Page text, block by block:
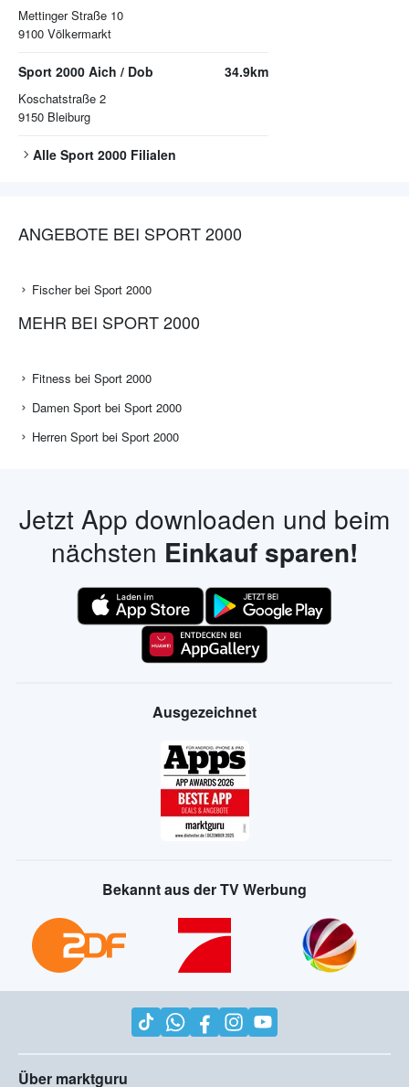
Mettinger Straße 10
9100 Völkermarkt
Sport 2000 Aich / Dob
Koschatstraße 2
9150 Bleiburg
34.9km
Alle Sport 2000 Filialen
ANGEBOTE BEI SPORT 2000
Fischer bei Sport 2000
MEHR BEI SPORT 2000
Fitness bei Sport 2000
Damen Sport bei Sport 2000
Herren Sport bei Sport 2000
Jetzt App downloaden und beim
nächsten Einkauf sparen!
Ausgezeichnet
Bekannt aus der TV Werbung
Über marktguru